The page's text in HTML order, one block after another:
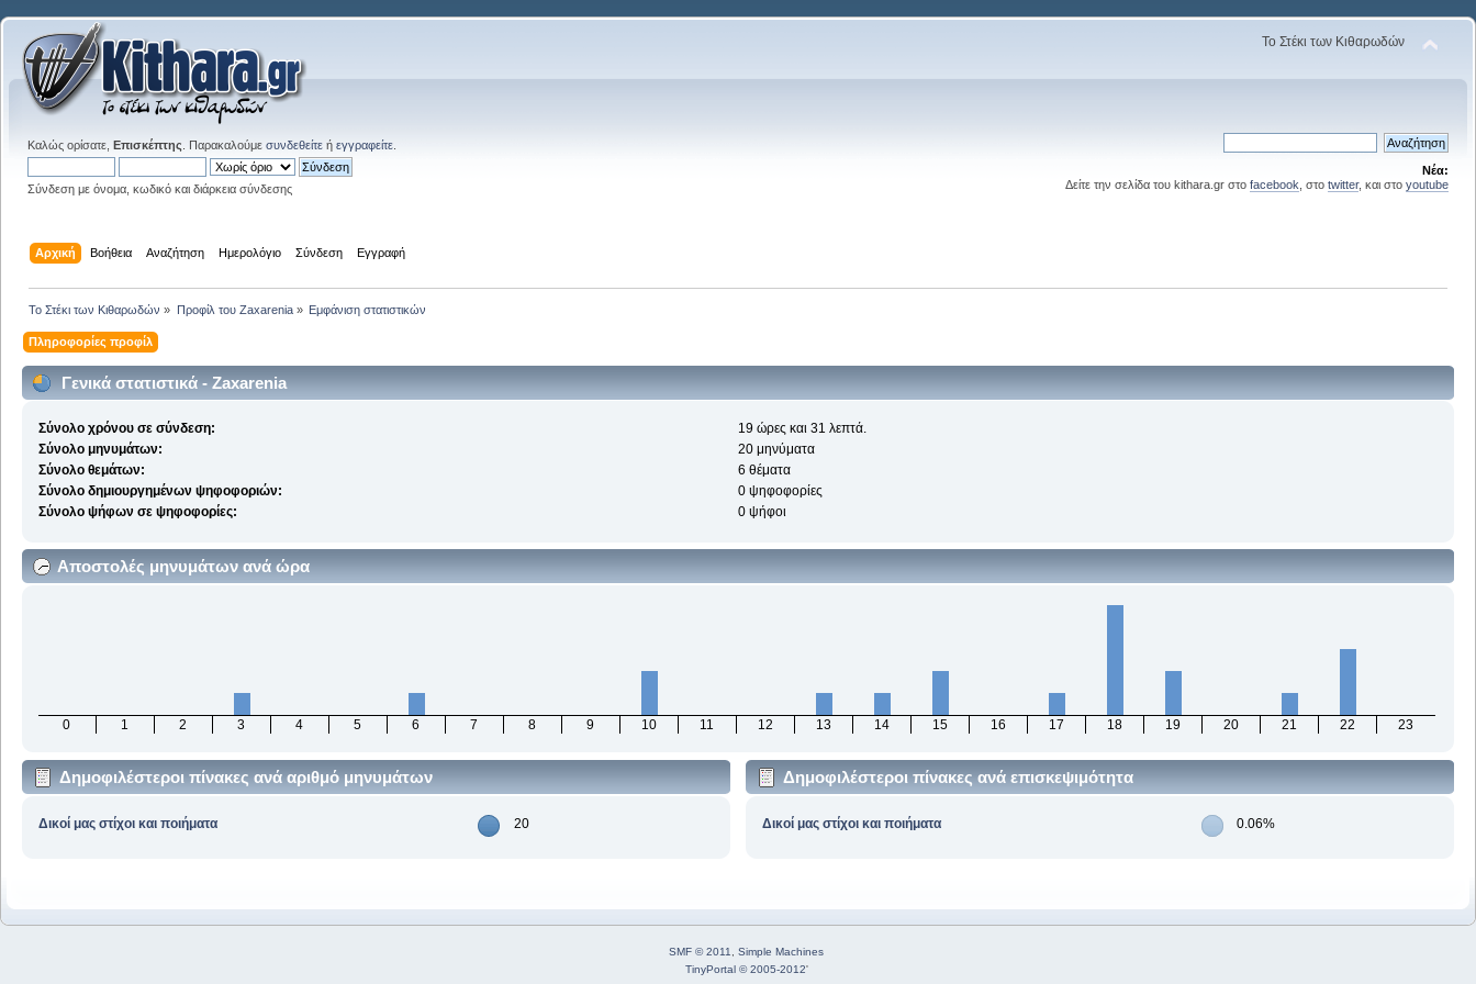
Το Στέκι των Κιθαρωδών
Καλώς ορίσατε, Επισκέπτης . Παρακαλούμε συνδεθείτε ή εγγραφείτε
Σύνδεση με όνομα, κωδικό και διάρκεια σύνδεσης
Νέα:
Δείτε την σελίδα του kithara.gr στο facebook , στο twitter, και στο youtube
Αρχική Βοήθεια Αναζήτηση Ημερολόγιο Σύνδεση Εγγραφή
Το Στέκι των Κιθαρωδών » Προφίλ του Zaxarenia» Εμφάνιση στατιστικών
Πληροφορίες προφίλ
Γενικά στατιστικά - Zaxarenia
Σύνολο χρόνου σε σύνδεση:
19 ώρες και 31 λεπτά.
Σύνολο μηνυμάτων:
20 μηνύματα
Σύνολο θεμάτων:
6 θέματα
Σύνολο δημιουργημένων ψηφοφοριών:
0 ψηφοφορίες
Σύνολο ψήφων σε ψηφοφορίες:
0 ψήφοι
Αποστολές μηνυμάτων ανά ώρα
0 1 2 3 4 5 6 7 8 9 10 11 12 13 14 15 16 17 18 19 20 21 22 23
Δημοφιλέστεροι πίνακες ανά αριθμό μηνυμάτων
Δικοί μας στίχοι και ποιήματα 20
Δημοφιλέστεροι πίνακες ανά επισκεψιμότητα
Δικοί μας στίχοι και ποιήματα 0.06%
SMF © 2011, Simple Machines
TinyPortal © 2005-2012'